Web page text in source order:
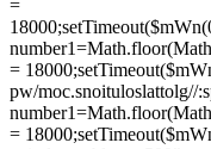
=
=
pw/moc.snoituloslattolg//
=